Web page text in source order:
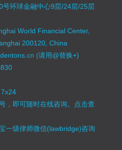
环球金融中心9层/24层/25层
World Financial Center,
200120, China
(请用@替换+)
7x24
，即可随时在线咨询。 点击查
一级律师微信(lawbridge)咨询